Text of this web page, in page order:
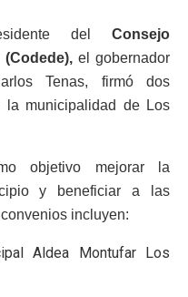
del Consejo
(Codede), el gobernador
Tenas, firmó dos
municipalidad de Los
objetivo mejorar la
y beneficiar a las
incluyen:
Aldea Montufar Los